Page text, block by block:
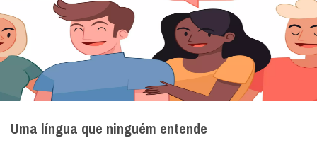
Uma língua que ninguém entende